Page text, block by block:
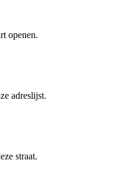
openen.
adreslijst.
straat.